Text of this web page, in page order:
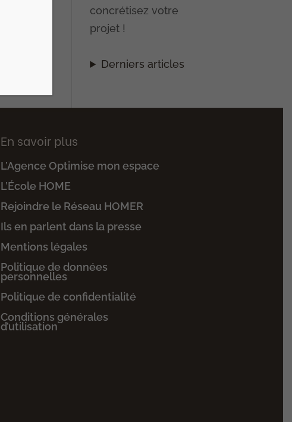
concrétisez votre
projet !
Derniers articles
En savoir plus
L’Agence Optimise mon espace
L’École HOME
Rejoindre le Réseau HOMER
Ils en parlent dans la presse
Mentions légales
Politique de données
personnelles
Politique de confidentialité
Conditions générales
d’utilisation